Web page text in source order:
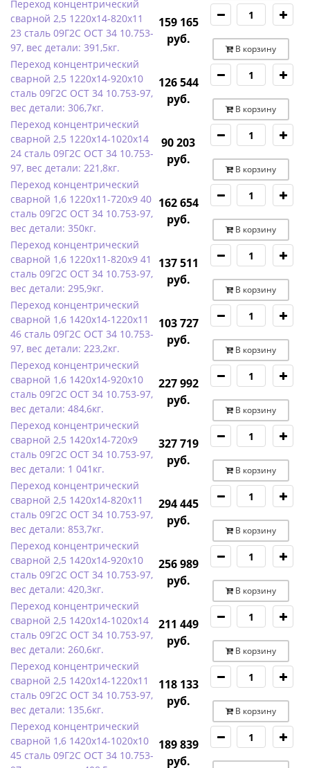
Переход концентрический
сварной 2,5 1220х14-820х11
23 сталь 09Г2С ОСТ 34 10.753-
97, вес детали: 391,5кг.
159 165
руб.
В корзину
Переход концентрический
сварной 2,5 1220х14-920х10
сталь 09Г2С ОСТ 34 10.753-97,
вес детали: 306,7кг.
126 544
руб.
В корзину
Переход концентрический
сварной 2,5 1220х14-1020х14
24 сталь 09Г2С ОСТ 34 10.753-
97, вес детали: 221,8кг.
90 203
руб.
В корзину
Переход концентрический
сварной 1,6 1220х11-720х9 40
сталь 09Г2С ОСТ 34 10.753-97,
вес детали: 350кг.
162 654
руб.
В корзину
Переход концентрический
сварной 1,6 1220х11-820х9 41
сталь 09Г2С ОСТ 34 10.753-97,
вес детали: 295,9кг.
137 511
руб.
В корзину
Переход концентрический
сварной 1,6 1420х14-1220х11
46 сталь 09Г2С ОСТ 34 10.753-
97, вес детали: 223,2кг.
103 727
руб.
В корзину
Переход концентрический
сварной 1,6 1420х14-920х10
сталь 09Г2С ОСТ 34 10.753-97,
вес детали: 484,6кг.
227 992
руб.
В корзину
Переход концентрический
сварной 2,5 1420х14-720х9
сталь 09Г2С ОСТ 34 10.753-97,
вес детали: 1 041кг.
327 719
руб.
В корзину
Переход концентрический
сварной 2,5 1420х14-820х11
сталь 09Г2С ОСТ 34 10.753-97,
вес детали: 853,7кг.
294 445
руб.
В корзину
Переход концентрический
сварной 2,5 1420х14-920х10
сталь 09Г2С ОСТ 34 10.753-97,
вес детали: 420,3кг.
256 989
руб.
В корзину
Переход концентрический
сварной 2,5 1420х14-1020х14
сталь 09Г2С ОСТ 34 10.753-97,
вес детали: 260,6кг.
211 449
руб.
В корзину
Переход концентрический
сварной 2,5 1420х14-1220х11
сталь 09Г2С ОСТ 34 10.753-97,
вес детали: 135,6кг.
118 133
руб.
В корзину
Переход концентрический
сварной 1,6 1420х14-1020х10
45 сталь 09Г2С ОСТ 34 10.753-
189 839
руб.